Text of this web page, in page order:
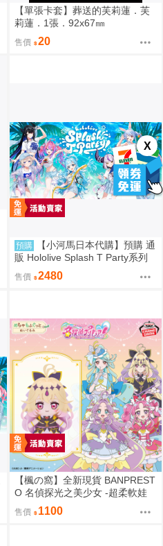
X
【單張卡套】葬送的芙莉蓮．芙
莉蓮．1張．92x67㎜
售價 20
預購
【小河馬日本代購】預購 通
販 Hololive Splash T Party系列
商品 T恤 等身大毛巾 橡膠手環
售價 2480
【楓の窩】全新現貨 BANPREST
O 名偵探光之美少女 -超柔軟娃
娃- 森亞露露卡【日版】
售價 1100